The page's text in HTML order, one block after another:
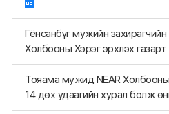
Гёнсанбүг мужийн
Холбооны Хэрэг эрхлэх газарт
Тояама мужид NEAR
14 дөх удаагийн хурал болж